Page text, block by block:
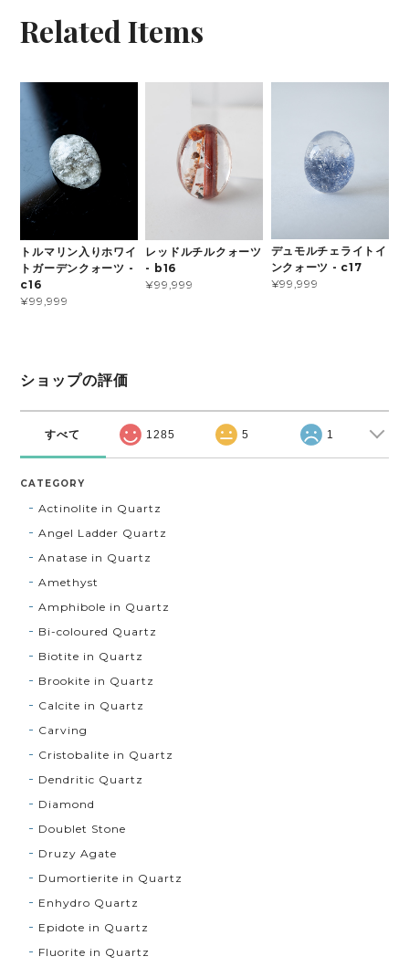
Related Items
トルマリン入りホワイ
トガーデンクォーツ -
c16
¥99,999
レッドルチルクォーツ
- b16
¥99,999
デュモルチェライトイ
ンクォーツ - c17
¥99,999
ショップの評価
すべて 1285 5 1
CATEGORY
Actinolite in Quartz
Angel Ladder Quartz
Anatase in Quartz
Amethyst
Amphibole in Quartz
Bi-coloured Quartz
Biotite in Quartz
Brookite in Quartz
Calcite in Quartz
Carving
Cristobalite in Quartz
Dendritic Quartz
Diamond
Doublet Stone
Druzy Agate
Dumortierite in Quartz
Enhydro Quartz
Epidote in Quartz
Fluorite in Quartz